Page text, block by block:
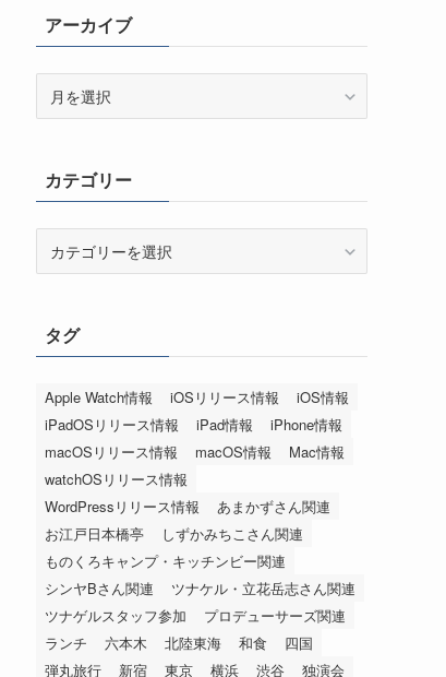
アーカイブ
ブカテゴリー
ータグ
Apple Watch情報 iOSリリース情報
iOS情報
iPadOSリリース情報
iPad情報
iPhone情報
macOSリリース情報
macOS情報
Mac情報
watchOSリリース情報
WordPressリリース情報
あまかずさん関連
お江戸日本橋亭
しずかみちこさん関連
ものくろキャンプ・キッチンビー関連
シンヤBさん関連
ツナケル・立花岳志さん関連
ツナゲルスタッフ参加
プロデューサーズ関連
ランチ
六本木 北陸東海 和食
四国
弾丸旅行
新宿 東京 横浜 渋谷 独演会